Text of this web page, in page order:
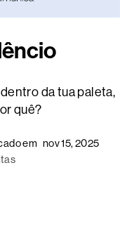
da tua paleta,
quê?
em nov 15, 2025